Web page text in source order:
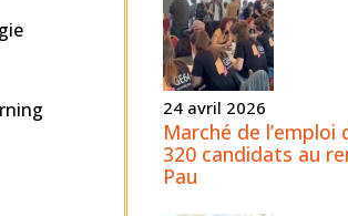
24 avril 2026
Marché de l’emploi
320 candidats au
Pau